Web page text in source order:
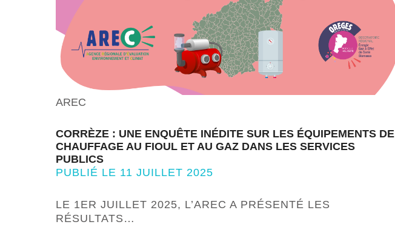
AREC
CORRÈZE : UNE ENQUÊTE INÉDITE SUR LES ÉQUIPEMENTS DE
CHAUFFAGE AU FIOUL ET AU GAZ DANS LES SERVICES
PUBLICS
PUBLIÉ LE 11 JUILLET 2025
LE 1ER JUILLET 2025, L’AREC A PRÉSENTÉ LES
RÉSULTATS…